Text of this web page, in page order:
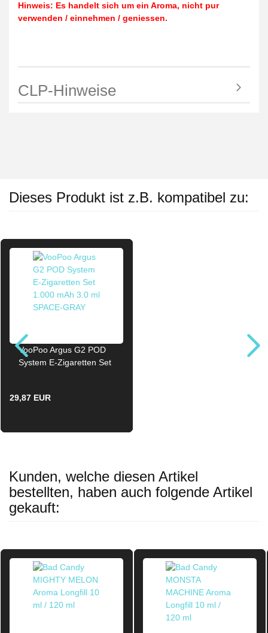
Hinweis: Es handelt sich um ein Aroma, nicht pur
verwenden / einnehmen / geniessen.
CLP-Hinweise
Dieses Produkt ist z.B. kompatibel zu:
VooPoo Argus G2 POD
System E-Zigaretten Set
29,87 EUR
Kunden, welche diesen Artikel
bestellten, haben auch folgende Artikel
gekauft: